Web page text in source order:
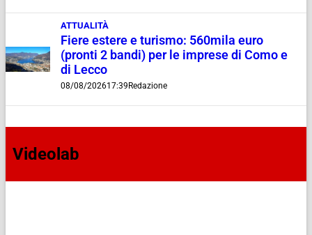
ATTUALITÀ
Fiere estere e turismo: 560mila euro
(pronti 2 bandi) per le imprese di Como e
di Lecco
08/08/202617:39 Redazione
Videolab